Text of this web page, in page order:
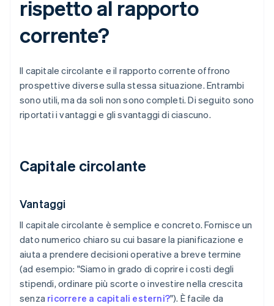
rispetto al rapporto
corrente?
Il capitale circolante e il rapporto corrente offrono
prospettive diverse sulla stessa situazione. Entrambi
sono utili, ma da soli non sono completi. Di seguito sono
riportati i vantaggi e gli svantaggi di ciascuno.
Capitale circolante
Vantaggi
Il capitale circolante è semplice e concreto. Fornisce un
dato numerico chiaro su cui basare la pianificazione e
aiuta a prendere decisioni operative a breve termine
(ad esempio: "Siamo in grado di coprire i costi degli
stipendi, ordinare più scorte o investire nella crescita
senza ricorrere a capitali esterni?"). È facile da